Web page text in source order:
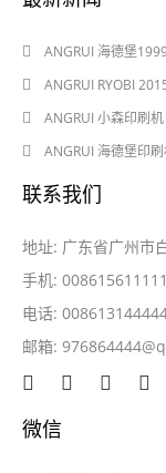
ANGRUI 海德堡
ANGRUI RYOBI
ANGRUI 小森印刷
ANGRUI 海德堡印
联系我们
地址: 广东省广州市
手机:
电话:
邮箱:
微信